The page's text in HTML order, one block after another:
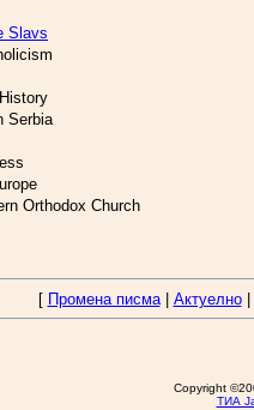
Slavs
Serbia
Orthodox Church
[ Промена писма| Актуелно|
Copyright
ТИА